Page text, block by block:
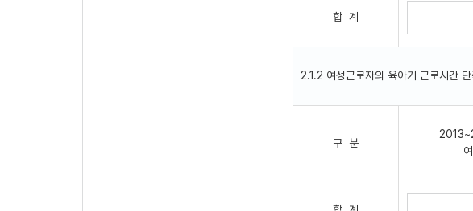
합 계
2.1.2 여성근로자의 육아기 근로시간
구 분